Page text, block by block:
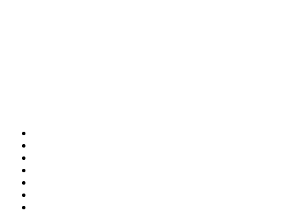
ERSTES
SEEBAD
Sommerfrische
seit
1793.